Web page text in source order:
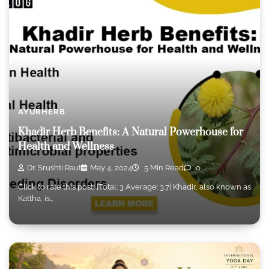
AYURHERB
Khadir Herb Benefits: A Natural Powerhouse for
Health and Wellness
Dr. Srushti Raut May 4, 2024 5 Min Read 0
Click to rate this post! [Total: 3 Average: 3.7] Khadir, also known as
Kattha, is…